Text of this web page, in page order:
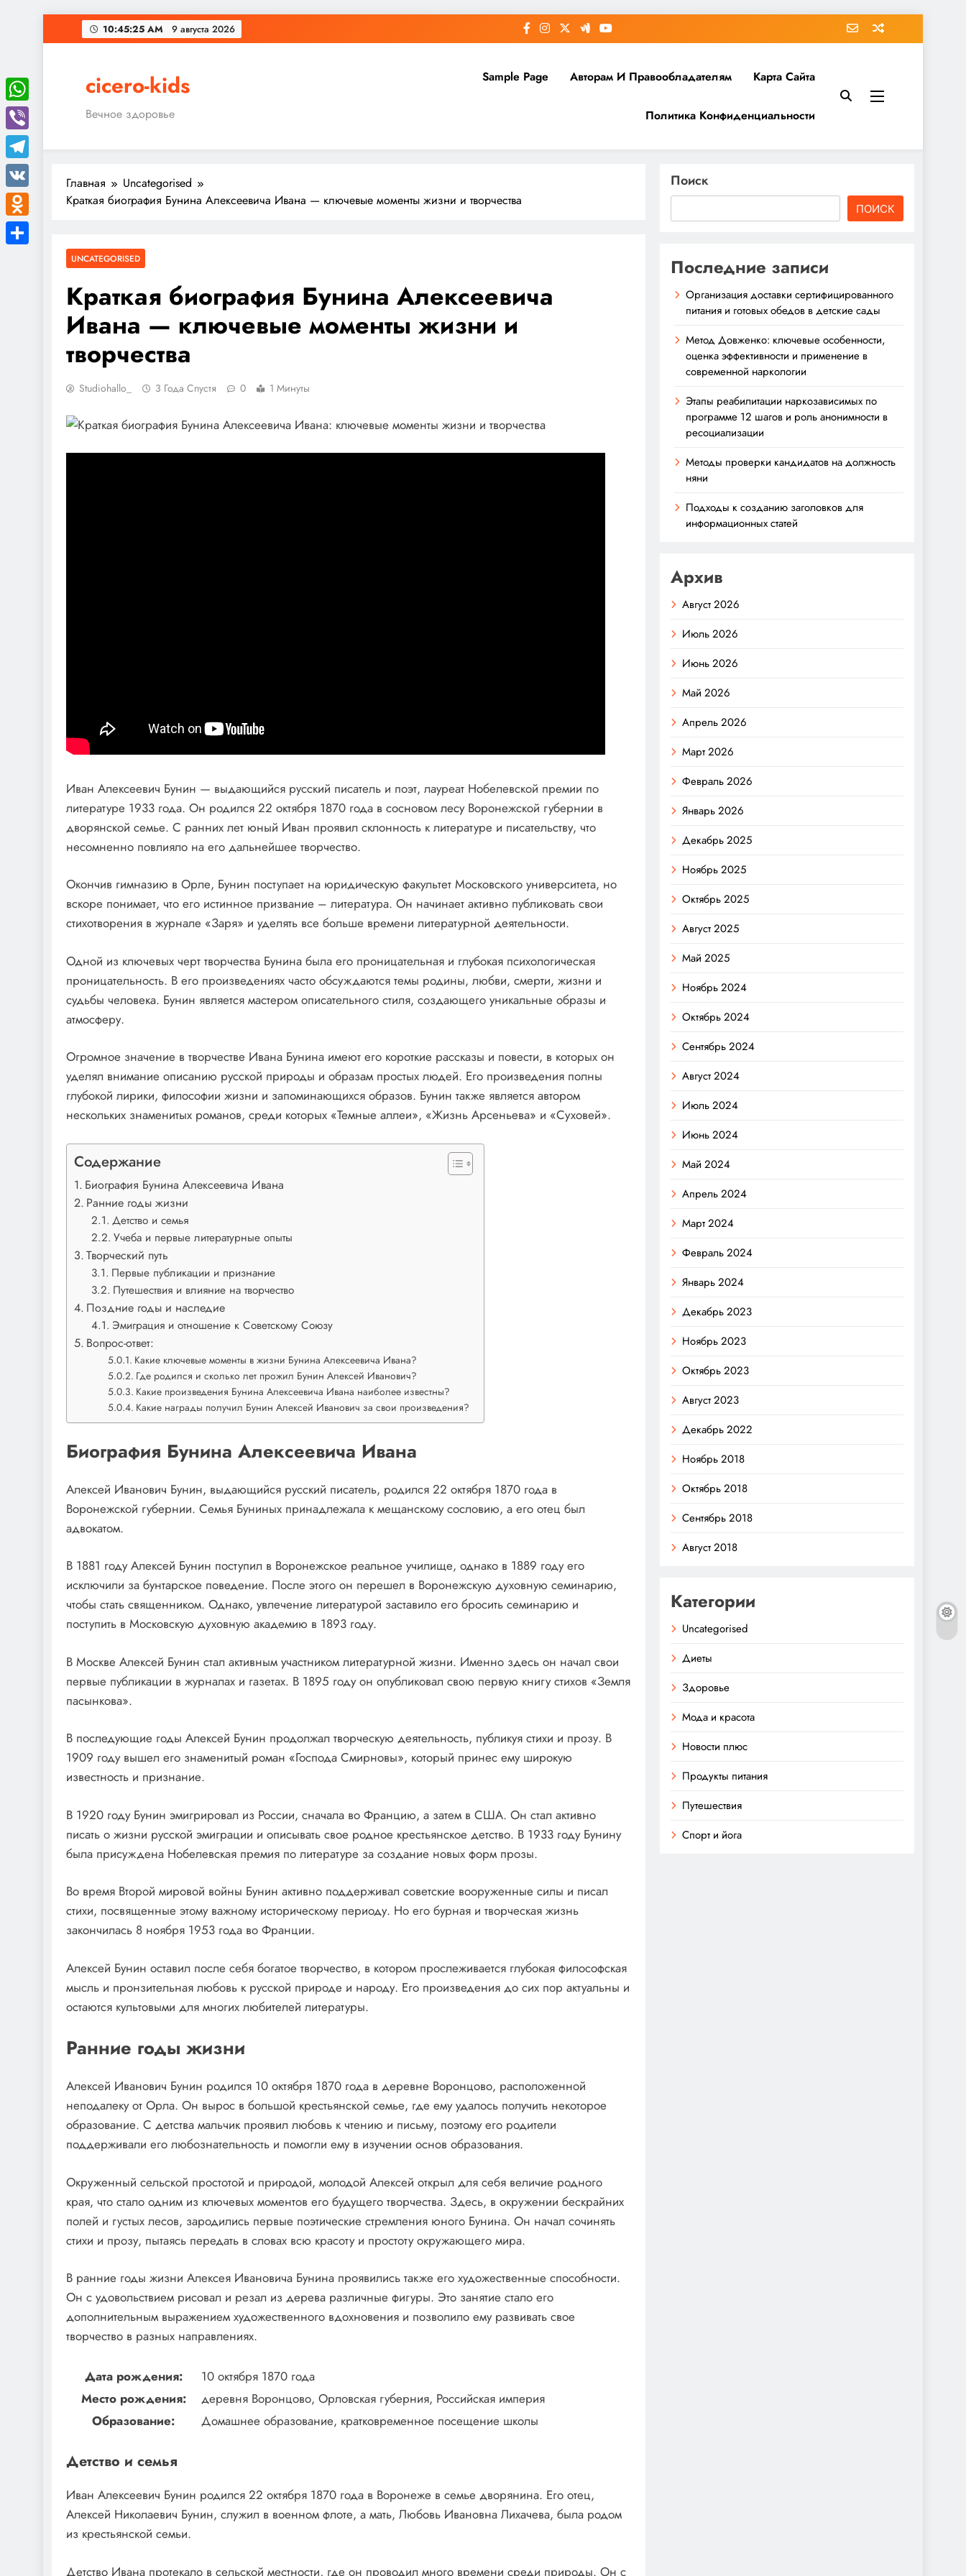
Перейти
к
10:45:26 AM 9 августа 2026
cicero-kids
Вечное здоровье
Sample Page Авторам И Правообладателям Карта Сайта
Политика Конфиденциальности
Главная
Uncategorised
Краткая биография Бунина Алексеевича Ивана — ключевые моменты жизни и творчества
UNCATEGORISED
Краткая биография Бунина Алексеевича
Ивана — ключевые моменты жизни и
творчества
Studiohallo_ 3 Года Спустя 0 1 Минуты
Иван Алексеевич Бунин — выдающийся русский писатель и поэт, лауреат Нобелевской премии по
литературе 1933 года. Он родился 22 октября 1870 года в сосновом лесу Воронежской губернии в
дворянской семье. С ранних лет юный Иван проявил склонность к литературе и писательству, что
несомненно повлияло на его дальнейшее творчество.
Окончив гимназию в Орле, Бунин поступает на юридическую факультет Московского университета, но
вскоре понимает, что его истинное призвание – литература. Он начинает активно публиковать свои
стихотворения в журнале «Заря» и уделять все больше времени литературной деятельности.
Одной из ключевых черт творчества Бунина была его проницательная и глубокая психологическая
проницательность. В его произведениях часто обсуждаются темы родины, любви, смерти, жизни и
судьбы человека. Бунин является мастером описательного стиля, создающего уникальные образы и
атмосферу.
Огромное значение в творчестве Ивана Бунина имеют его короткие рассказы и повести, в которых он
уделял внимание описанию русской природы и образам простых людей. Его произведения полны
глубокой лирики, философии жизни и запоминающихся образов. Бунин также является автором
нескольких знаменитых романов, среди которых «Темные аллеи», «Жизнь Арсеньева» и «Суховей».
Содержание
Биография Бунина Алексеевича Ивана
Ранние годы жизни
Детство и семья
Учеба и первые литературные опыты
Творческий путь
Первые публикации и признание
Путешествия и влияние на творчество
Поздние годы и наследие
Эмиграция и отношение к Советскому Союзу
Вопрос-ответ:
Какие ключевые моменты в жизни Бунина Алексеевича Ивана?
Где родился и сколько лет прожил Бунин Алексей Иванович?
Какие произведения Бунина Алексеевича Ивана наиболее известны?
Какие награды получил Бунин Алексей Иванович за свои произведения?
Биография Бунина Алексеевича Ивана
Алексей Иванович Бунин, выдающийся русский писатель, родился 22 октября 1870 года в
Воронежской губернии. Семья Буниных принадлежала к мещанскому сословию, а его отец был
адвокатом.
В 1881 году Алексей Бунин поступил в Воронежское реальное училище, однако в 1889 году его
исключили за бунтарское поведение. После этого он перешел в Воронежскую духовную семинарию,
чтобы стать священником. Однако, увлечение литературой заставило его бросить семинарию и
поступить в Московскую духовную академию в 1893 году.
В Москве Алексей Бунин стал активным участником литературной жизни. Именно здесь он начал свои
первые публикации в журналах и газетах. В 1895 году он опубликовал свою первую книгу стихов «Земля
пасынкова».
В последующие годы Алексей Бунин продолжал творческую деятельность, публикуя стихи и прозу. В
1909 году вышел его знаменитый роман «Господа Смирновы», который принес ему широкую
известность и признание.
В 1920 году Бунин эмигрировал из России, сначала во Францию, а затем в США. Он стал активно
писать о жизни русской эмиграции и описывать свое родное крестьянское детство. В 1933 году Бунину
была присуждена Нобелевская премия по литературе за создание новых форм прозы.
Во время Второй мировой войны Бунин активно поддерживал советские вооруженные силы и писал
стихи, посвященные этому важному историческому периоду. Но его бурная и творческая жизнь
закончилась 8 ноября 1953 года во Франции.
Алексей Бунин оставил после себя богатое творчество, в котором прослеживается глубокая философская
мысль и пронзительная любовь к русской природе и народу. Его произведения до сих пор актуальны и
остаются культовыми для многих любителей литературы.
Ранние годы жизни
Алексей Иванович Бунин родился 10 октября 1870 года в деревне Воронцово, расположенной
неподалеку от Орла. Он вырос в большой крестьянской семье, где ему удалось получить некоторое
образование. С детства мальчик проявил любовь к чтению и письму, поэтому его родители
поддерживали его любознательность и помогли ему в изучении основ образования.
Окруженный сельской простотой и природой, молодой Алексей открыл для себя величие родного
края, что стало одним из ключевых моментов его будущего творчества. Здесь, в окружении бескрайних
полей и густых лесов, зародились первые поэтические стремления юного Бунина. Он начал сочинять
стихи и прозу, пытаясь передать в словах всю красоту и простоту окружающего мира.
В ранние годы жизни Алексея Ивановича Бунина проявились также его художественные способности.
Он с удовольствием рисовал и резал из дерева различные фигуры. Это занятие стало его
дополнительным выражением художественного вдохновения и позволило ему развивать свое
творчество в разных направлениях.
Дата рождения:
10 октября 1870 года
Место рождения:
деревня Воронцово, Орловская губерния, Российская империя
Образование:
Домашнее образование, кратковременное посещение школы
Детство и семья
Иван Алексеевич Бунин родился 22 октября 1870 года в Воронеже в семье дворянина. Его отец,
Алексей Николаевич Бунин, служил в военном флоте, а мать, Любовь Ивановна Лихачева, была родом
из крестьянской семьи.
Детство Ивана протекало в сельской местности, где он проводил много времени среди природы. Он с
Поиск
ПОИСК
Последние записи
Организация доставки сертифицированного
питания и готовых обедов в детские сады
Метод Довженко: ключевые особенности,
оценка эффективности и применение в
современной наркологии
Этапы реабилитации наркозависимых по
программе 12 шагов и роль анонимности в
ресоциализации
Методы проверки кандидатов на должность
няни
Подходы к созданию заголовков для
информационных статей
Архив
Август 2026
Июль 2026
Июнь 2026
Май 2026
Апрель 2026
Март 2026
Февраль 2026
Январь 2026
Декабрь 2025
Ноябрь 2025
Октябрь 2025
Август 2025
Май 2025
Ноябрь 2024
Октябрь 2024
Сентябрь 2024
Август 2024
Июль 2024
Июнь 2024
Май 2024
Апрель 2024
Март 2024
Февраль 2024
Январь 2024
Декабрь 2023
Ноябрь 2023
Октябрь 2023
Август 2023
Декабрь 2022
Ноябрь 2018
Октябрь 2018
Сентябрь 2018
Август 2018
Категории
Uncategorised
Диеты
Здоровье
Мода и красота
Новости плюс
Продукты питания
Путешествия
Спорт и йога
WhatsApp
Viber
Telegram
VK
Odnoklassniki